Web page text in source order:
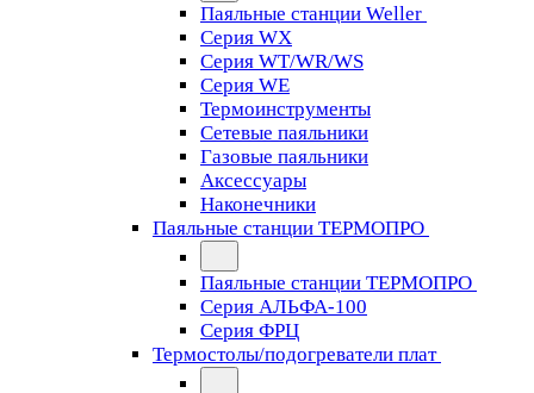
Паяльные станции Weller
Серия WX
Серия WT/WR/WS
Серия WE
Термоинструменты
Сетевые паяльники
Газовые паяльники
Аксессуары
Наконечники
Паяльные станции ТЕРМОПРО
Паяльные станции ТЕРМОПРО
Серия АЛЬФА-100
Серия ФРЦ
Термостолы/подогреватели плат